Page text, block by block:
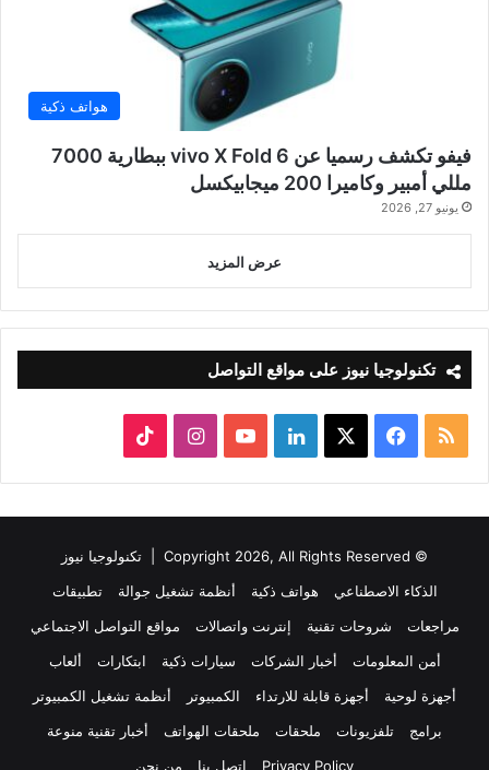
هواتف ذكية
فيفو تكشف رسميا عن vivo X Fold 6 ببطارية 7000
مللي أمبير وكاميرا 200 ميجابيكسل
يونيو 27, 2026
عرض المزيد
تكنولوجيا نيوز على مواقع التواصل
ملخص
الموقع
RSS
فيسبوك لينكدإن‫YouTubeانستقرام
© Copyright 2026, All Rights Reserved |
تكنولوجيا نيوز
الذكاء الاصطناعي
هواتف ذكية أنظمة تشغيل جوالة
تطبيقات
مراجعات
شروحات تقنية إنترنت واتصالات
مواقع التواصل الاجتماعي
أمن المعلومات
أخبار الشركات سيارات ذكية ابتكارات
ألعاب
أجهزة لوحية
أجهزة قابلة للارتداء الكمبيوتر
أنظمة تشغيل الكمبيوتر
برامج
تلفزيونات ملحقات ملحقات الهواتف
أخبار تقنية منوعة
Privacy Policy
اتصل بنا من نحن